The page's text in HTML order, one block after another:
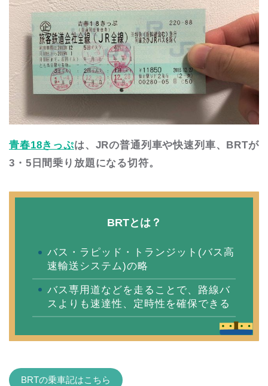
青春18きっぷは、JRの普通列車や快速列車、BRTが
3・5日間乗り放題になる切符。
BRTとは？
バス・ラピッド・トランジット(バス高
速輸送システム)の略
バス専用道などを走ることで、路線バ
スよりも速達性、定時性を確保できる
BRTの乗車記はこちら